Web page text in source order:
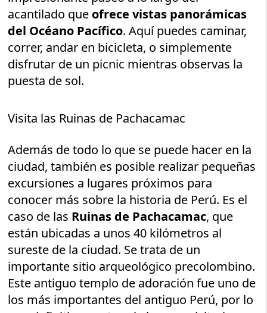
acantilado que ofrece vistas panorámicas
del Océano Pacífico. Aquí puedes caminar,
correr, andar en bicicleta, o simplemente
disfrutar de un picnic mientras observas la
puesta de sol.
Visita las Ruinas de Pachacamac
Además de todo lo que se puede hacer en la
ciudad, también es posible realizar pequeñas
excursiones a lugares próximos para
conocer más sobre la historia de Perú. Es el
caso de las Ruinas de Pachacamac, que
están ubicadas a unos 40 kilómetros al
sureste de la ciudad. Se trata de un
importante sitio arqueológico precolombino.
Este antiguo templo de adoración fue uno de
los más importantes del antiguo Perú, por lo